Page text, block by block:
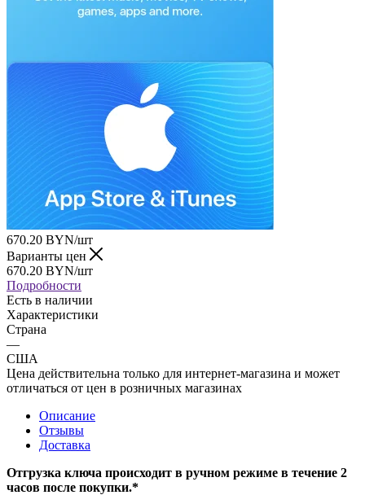
670.20 BYN/шт
Варианты цен
670.20 BYN/шт
Подробности
Есть в наличии
Характеристики
Страна
—
США
Цена действительна только для интернет-магазина и может
отличаться от цен в розничных магазинах
Описание
Отзывы
Доставка
Отгрузка ключа происходит в ручном режиме в течение 2
часов после покупки.*